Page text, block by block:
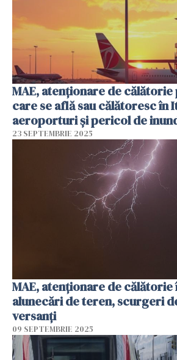
MAE, atenționare de
care se află sau călătoresc în
aeroporturi şi pericol de
23 SEPTEMBRIE 2025
MAE, atenţionare de
alunecări de teren, scurgeri
versanţi
09 SEPTEMBRIE 2025